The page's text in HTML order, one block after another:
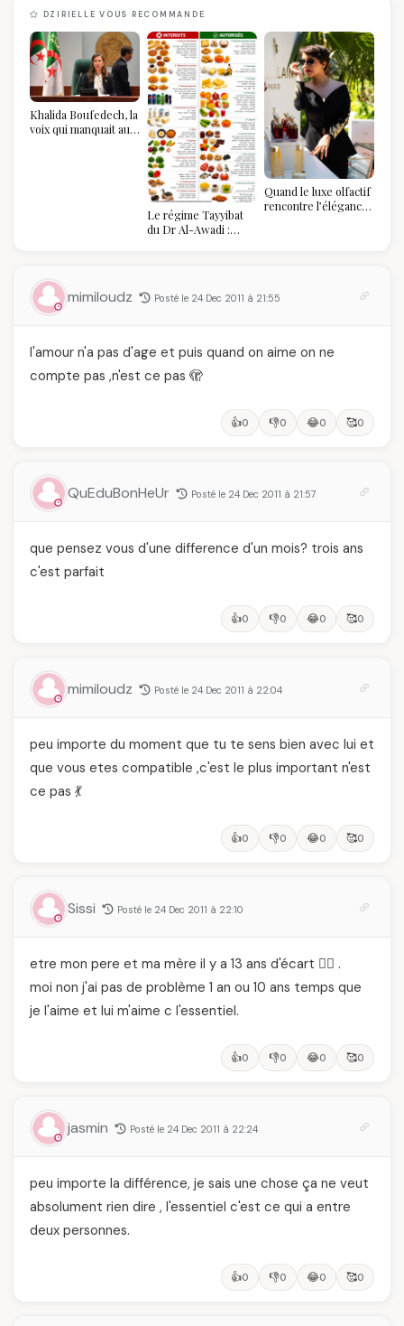
DZIRIELLE VOUS RECOMMANDE
Khalida Boufedech, la
voix qui manquait au
Le régime Tayyibat
du Dr Al-Awadi :
vraiment savoir
Quand le luxe olfactif
rencontre l’élégance
mimiloudz Posté le 24 Dec 2011 à 21:55
l'amour n'a pas d'age et puis quand on aime on ne
compte pas ,n'est ce pas 🫣
👍0 👎0 😂0 🥰0
QuEduBonHeUr Posté le 24 Dec 2011 à 21:57
que pensez vous d'une difference d'un mois? trois ans
c'est parfait
👍0 👎0 😂0 🥰0
mimiloudz Posté le 24 Dec 2011 à 22:04
peu importe du moment que tu te sens bien avec lui et
que vous etes compatible ,c'est le plus important n'est
ce pas 💃
👍0 👎0 😂0 🥰0
Sissi Posté le 24 Dec 2011 à 22:10
etre mon pere et ma mère il y a 13 ans d'écart 👰‍♀️ .
moi non j'ai pas de problème 1 an ou 10 ans temps que
je l'aime et lui m'aime c l'essentiel.
👍0 👎0 😂0 🥰0
jasmin Posté le 24 Dec 2011 à 22:24
peu importe la différence, je sais une chose ça ne veut
absolument rien dire , l'essentiel c'est ce qui a entre
deux personnes.
👍0 👎0 😂0 🥰0